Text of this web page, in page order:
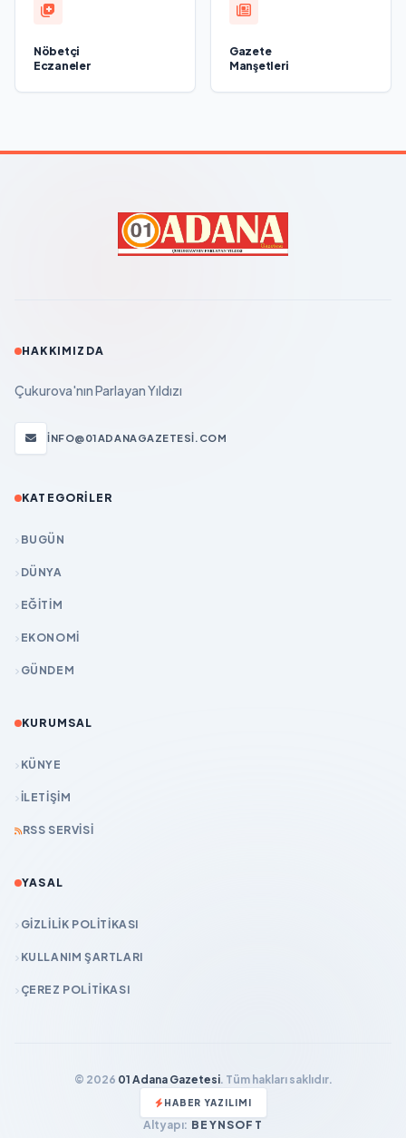
Nöbetçi
Eczaneler
Gazete
Manşetleri
HAKKIMIZDA
Çukurova'nın Parlayan Yıldızı
INFO@01ADANAGAZETESI.COM
KATEGORILER
BUGÜN
DÜNYA
EĞİTİM
EKONOMİ
GÜNDEM
KURUMSAL
KÜNYE
İLETIŞIM
RSS SERVISI
YASAL
GIZLILIK POLITIKASI
KULLANIM ŞARTLARI
ÇEREZ POLITIKASI
© 2026 01 Adana Gazetesi. Tüm hakları saklıdır.
HABER YAZILIMI
Altyapı: BEYNSOFT